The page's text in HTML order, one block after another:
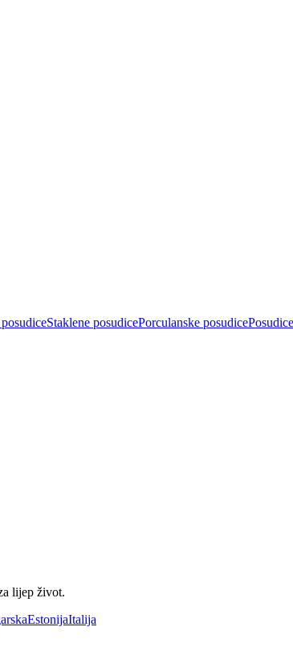
Staklene posudicePorculanske posudice
lijep život.
EstonijaItalija